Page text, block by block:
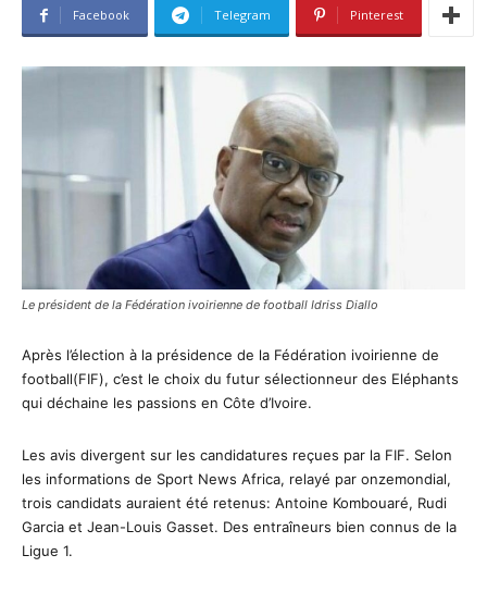
Facebook Telegram Pinterest
Le président de la Fédération ivoirienne de football Idriss Diallo
Après l’élection à la présidence de la Fédération ivoirienne de
football(FIF), c’est le choix du futur sélectionneur des Eléphants
qui déchaine les passions en Côte d’Ivoire.
Les avis divergent sur les candidatures reçues par la FIF. Selon
les informations de Sport News Africa, relayé par onzemondial,
trois candidats auraient été retenus: Antoine Kombouaré, Rudi
Garcia et Jean-Louis Gasset. Des entraîneurs bien connus de la
Ligue 1.